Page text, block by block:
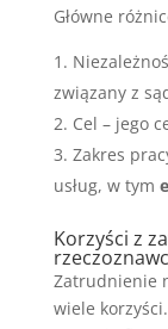
Główne
związany z
Cel – jego
Zakres
usług, w tym
Korzyści z
Zatrudnienie
wiele